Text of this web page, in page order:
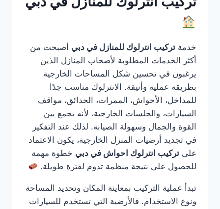
خدمة تركيب انترلوك للمنازل في دبي أصبحت من
أكثر الخدمات المطلوبة لأصحاب المنازل الذين
يرغبون في تحسين شكل المساحات الخارجية
بطريقة عملية وأنيقة. الانترلوك مناسب جدًا
للمداخل، الأحواش، الممرات، الحدائق، مواقف
السيارات، والجلسات الخارجية، لأنه يجمع بين
القوة والجمال وسهولة الصيانة. لذلك عند التفكير
في تجديد أرضيات المنزل الخارجية، يكون الاعتماد
على تركيب انترلوك احواش في دبي خطوة مهمة
للحصول على نتيجة منظمة تدوم لفترة طويلة.
تبدأ عملية التركيب بمعاينة المكان وتحديد المساحة
ونوع الاستخدام. فالأرضية التي تستخدم للسيارات